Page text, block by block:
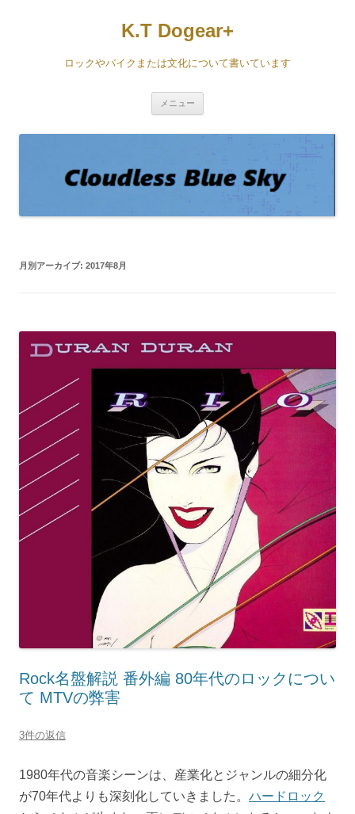
K.T Dogear+
ロックやバイクまたは文化について書いています
メニュー
月別アーカイブ: 2017年8月
Rock名盤解説 番外編 80年代のロックについ
て MTVの弊害
3件の返信
1980年代の音楽シーンは、産業化とジャンルの細分化
が70年代よりも深刻化していきました。 ハードロック